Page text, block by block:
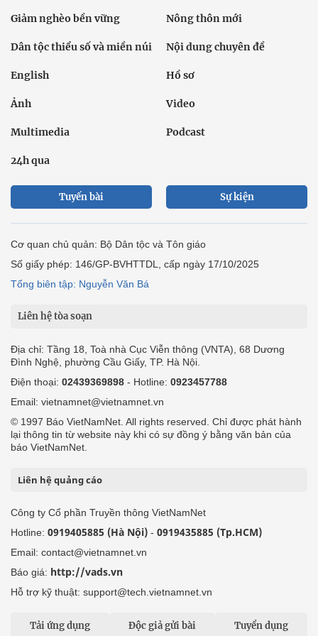
Giảm nghèo bền vững Nông thôn mới
Dân tộc thiểu số và miền núi Nội dung chuyên đề
English Hồ sơ
Ảnh Video
Multimedia Podcast
24h qua
Tuyến bài Sự kiện
Cơ quan chủ quản: Bộ Dân tộc và Tôn giáo
Số giấy phép: 146/GP-BVHTTDL, cấp ngày 17/10/2025
Tổng biên tập: Nguyễn Văn Bá
Liên hệ tòa soạn
Địa chỉ: Tầng 18, Toà nhà Cục Viễn thông (VNTA), 68 Dương
Đình Nghệ, phường Cầu Giấy, TP. Hà Nội.
Điện thoại: 02439369898 - Hotline: 0923457788
Email: vietnamnet@vietnamnet.vn
© 1997 Báo VietNamNet. All rights reserved. Chỉ được phát hành
lại thông tin từ website này khi có sự đồng ý bằng văn bản của
báo VietNamNet.
Liên hệ quảng cáo
Công ty Cổ phần Truyền thông VietNamNet
Hotline: 0919405885 (Hà Nội) - 0919435885 (Tp.HCM)
Email: contact@vietnamnet.vn
Báo giá: http://vads.vn
Hỗ trợ kỹ thuật: support@tech.vietnamnet.vn
Tải ứng dụng Độc giả gửi bài Tuyển dụng